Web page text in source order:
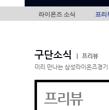
라이온즈 소식 프리
구단소식
프리뷰
미리 만나는 삼성라이온즈경
프리뷰